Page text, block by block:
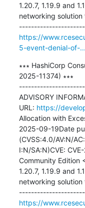
1.20.7, 1.19.9 and
networking
https://
5-event-denial-of-...
∗∗∗ HashiCorp
2025-11374) ∗∗∗
ADVISORY
URL: https://
Allocation with
2025-09-19Date
(CVSS:4.0/AV:N/
I:N/SA:N)CVE:
Community Edition
1.20.7, 1.19.9 and
networking
https://